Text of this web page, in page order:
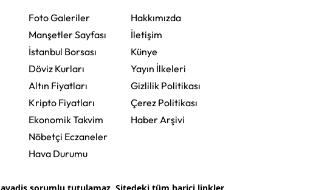
Foto Galeriler
Manşetler Sayfası
İstanbul Borsası
Döviz Kurları
Altın Fiyatları
Kripto Fiyatları
Ekonomik Takvim
Nöbetçi Eczaneler
Hava Durumu
Hakkımızda
İletişim
Künye
Yayın İlkeleri
Gizlilik Politikası
Çerez Politikası
Haber Arşivi